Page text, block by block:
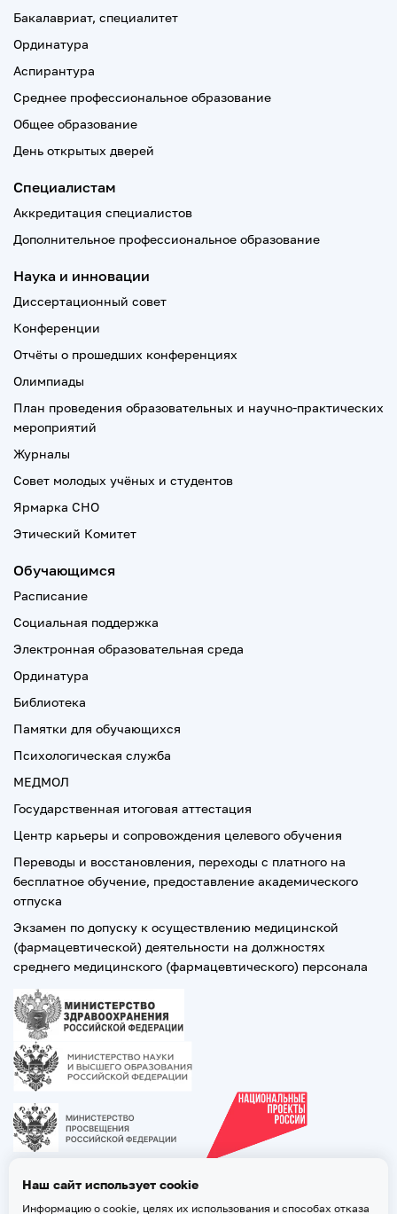
Бакалавриат, специалитет
Ординатура
Аспирантура
Среднее профессиональное образование
Общее образование
День открытых дверей
Специалистам
Аккредитация специалистов
Дополнительное профессиональное образование
Наука и инновации
Диссертационный совет
Конференции
Отчёты о прошедших конференциях
Олимпиады
План проведения образовательных и научно-практических
мероприятий
Журналы
Совет молодых учёных и студентов
Ярмарка СНО
Этический Комитет
Обучающимся
Расписание
Социальная поддержка
Электронная образовательная среда
Ординатура
Библиотека
Памятки для обучающихся
Психологическая служба
МЕДМОЛ
Государственная итоговая аттестация
Центр карьеры и сопровождения целевого обучения
Переводы и восстановления, переходы с платного на
бесплатное обучение, предоставление академического
отпуска
Экзамен по допуску к осуществлению медицинской
(фармацевтической) деятельности на должностях
среднего медицинского (фармацевтического) персонала
Наш сайт использует cookie
Информацию о cookie, целях их использования и способах отказа